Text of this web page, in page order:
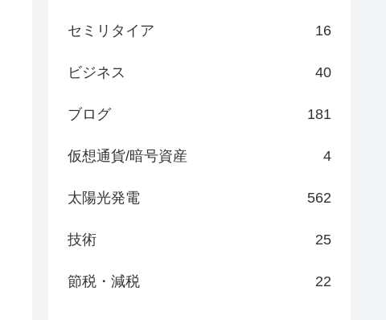
セミリタイア 16
ビジネス 40
ブログ 181
仮想通貨/暗号資産 4
太陽光発電 562
技術 25
節税・減税 22